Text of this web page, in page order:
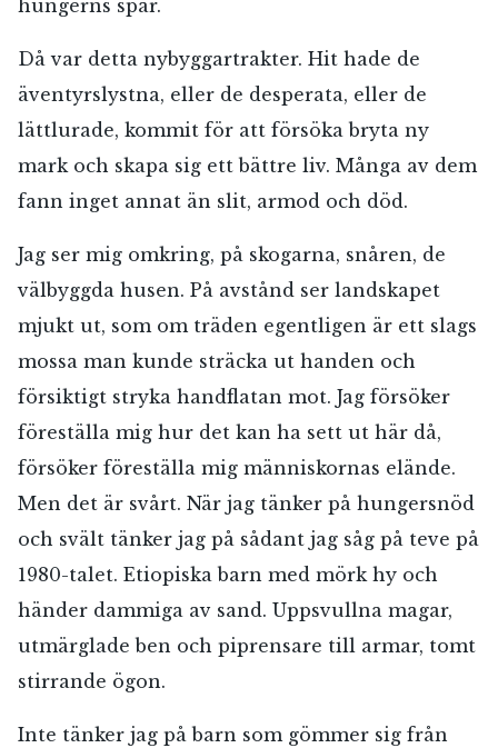
hungerns spår.
Då var detta nybyggartrakter. Hit hade de
äventyrslystna, eller de desperata, eller de
lättlurade, kommit för att försöka bryta ny
mark och skapa sig ett bättre liv. Många av dem
fann inget annat än slit, armod och död.
Jag ser mig omkring, på skogarna, snåren, de
välbyggda husen. På avstånd ser landskapet
mjukt ut, som om träden egentligen är ett slags
mossa man kunde sträcka ut handen och
försiktigt stryka handflatan mot. Jag försöker
föreställa mig hur det kan ha sett ut här då,
försöker föreställa mig människornas elände.
Men det är svårt. När jag tänker på hungersnöd
och svält tänker jag på sådant jag såg på teve på
1980-talet. Etiopiska barn med mörk hy och
händer dammiga av sand. Uppsvullna magar,
utmärglade ben och piprensare till armar, tomt
stirrande ögon.
Inte tänker jag på barn som gömmer sig från